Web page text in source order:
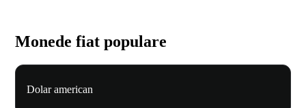
Monede fiat populare
Dolar american